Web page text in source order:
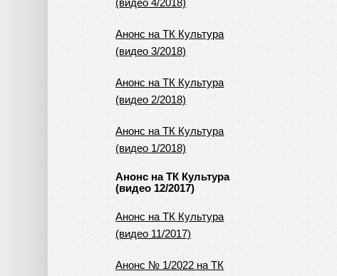
(видео 4/2018)
Анонс на ТК Культура
(видео 3/2018)
Анонс на ТК Культура
(видео 2/2018)
Анонс на ТК Культура
(видео 1/2018)
Анонс на ТК Культура
(видео 12/2017)
Анонс на ТК Культура
(видео 11/2017)
Анонс № 1/2022 на ТК